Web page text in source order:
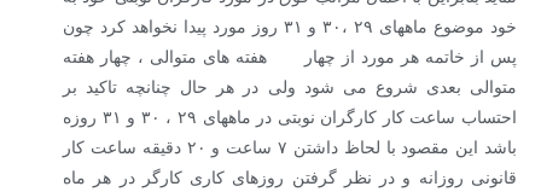
خود موضوع ماههای ۲۹ ،۳۰ و ۳۱ روز مورد پیدا نخواهد کرد چون
پس از خاتمه هر مورد از چهار هفته های متوالی ، چهار هفته
متوالی بعدی شروع می شود ولی در هر حال چنانچه تاکید بر
احتساب ساعت کار کارگران نوبتی در ماههای ۲۹ ، ۳۰ و ۳۱ روزه
باشد این مقصود با لحاظ داشتن ۷ ساعت و ۲۰ دقیقه ساعت کار
قانونی روزانه و در نظر گرفتن روزهای کاری کارگر در هر ماه